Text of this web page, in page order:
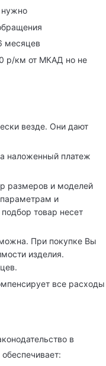
нужно
месяцев
р/км от МКАД но не
везде. Они дают
наложенный платеж
размеров и моделей
и
товар несет
При покупке Вы
изделия.
все расходы
в